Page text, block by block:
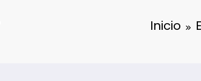
Inicio